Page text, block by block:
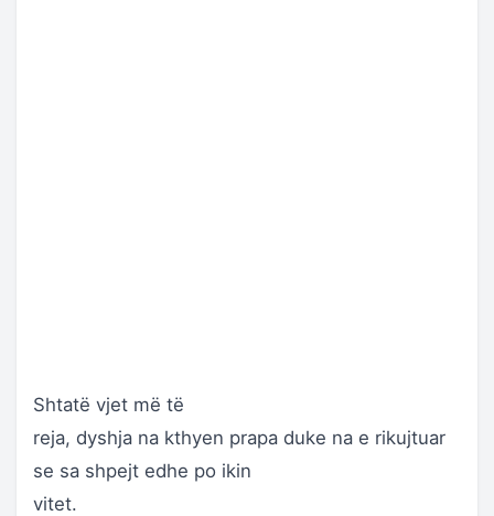
Shtatë vjet më të
reja, dyshja na kthyen prapa duke na e rikujtuar
se sa shpejt edhe po ikin
vitet.